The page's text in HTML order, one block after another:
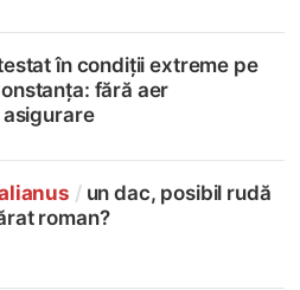
în condiții extreme pe
fără aer
/un dac, posibil rudă
roman?